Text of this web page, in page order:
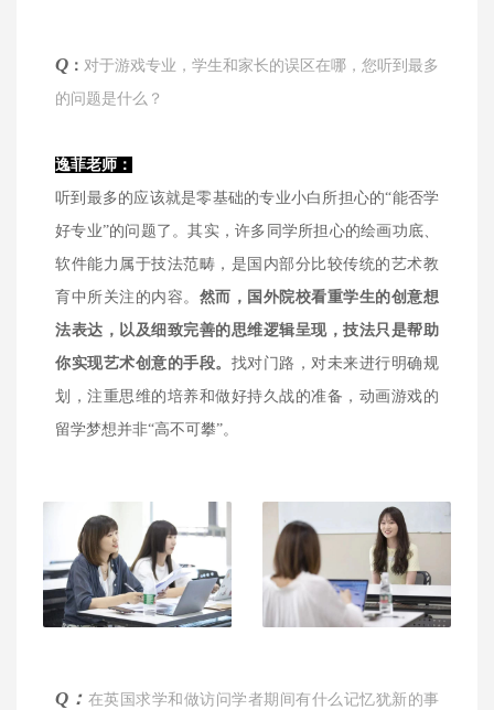
Q ： 对于游戏专业，学生和家长的误区在哪，您听到最多
的问题是什么？
逸菲老师：
听到最多的应该就是零基础的专业小白所担心的“能否学
好专业”的问题了。其实，许多同学所担心的绘画功底、
软件能力属于技法范畴，是国内部分比较传统的艺术教
育中所关注的内容。 然而，国外院校看重学生的创意想
法表达，以及细致完善的思维逻辑呈现，技法只是帮助
你实现艺术创意的手段。 找对门路，对未来进行明确规
划，注重思维的培养和做好持久战的准备，动画游戏的
留学梦想并非“高不可攀”。
Q： 在英国求学和做访问学者期间有什么记忆犹新的事